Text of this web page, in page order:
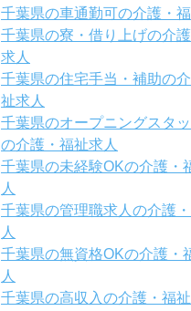
千葉県の車通勤可の介護・
千葉県の寮・借り上げの介
求人
千葉県の住宅手当・補助の
祉求人
千葉県のオープニングスタ
の介護・福祉求人
千葉県の未経験OKの介護・
人
千葉県の管理職求人の介護
人
千葉県の無資格OKの介護・
人
千葉県の高収入の介護・福祉